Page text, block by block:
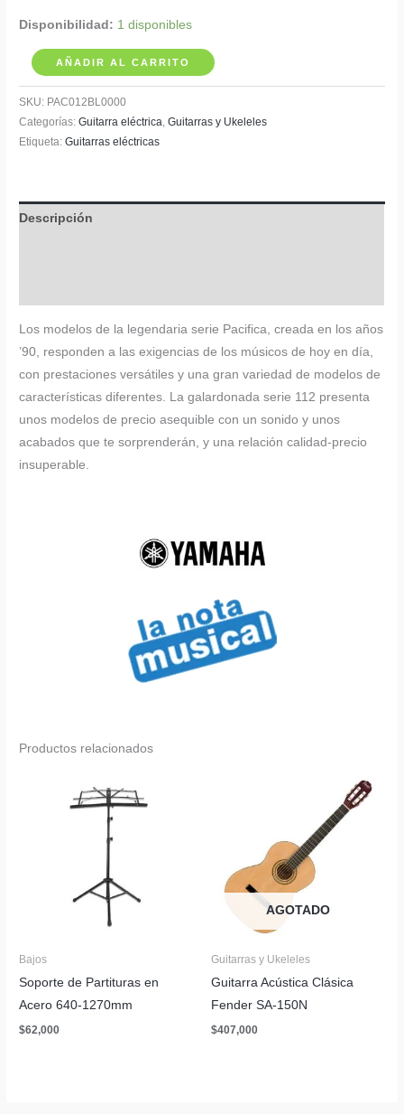
Disponibilidad: 1 disponibles
Guitarra
Yamaha
Pacifica
PAC112J
AÑADIR AL CARRITO
SKU: PAC012BL0000
Categorías:Guitarra eléctrica ,Guitarras y Ukeleles
Etiqueta:Guitarras eléctricas
Descripción
Los modelos de la legendaria serie Pacifica, creada en los años
’90, responden a las exigencias de los músicos de hoy en día,
con prestaciones versátiles y una gran variedad de modelos de
características diferentes. La galardonada serie 112 presenta
unos modelos de precio asequible con un sonido y unos
acabados que te sorprenderán, y una relación calidad-precio
insuperable.
Productos relacionados
Bajos
Soporte de Partituras en
Acero 640-1270mm
$62,000
AGOTADO
Guitarras y Ukeleles
Guitarra Acústica Clásica
Fender SA-150N
$407,000